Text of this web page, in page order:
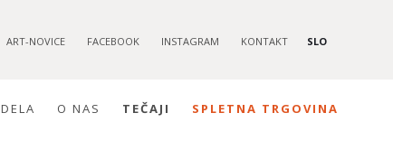
ART-NOVICE FACEBOOK INSTAGRAM KONTAKT SLO
DELA O NAS TEČAJI SPLETNA TRGOVINA